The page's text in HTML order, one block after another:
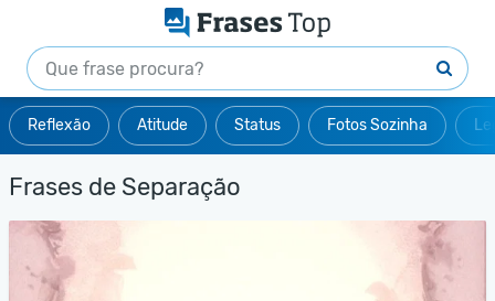
Reflexão Atitude Status Fotos Sozinha
Frases de Separação